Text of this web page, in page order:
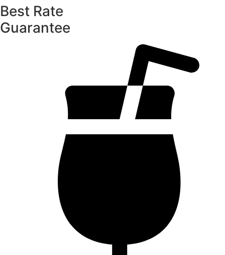
Best Rate
Guarantee